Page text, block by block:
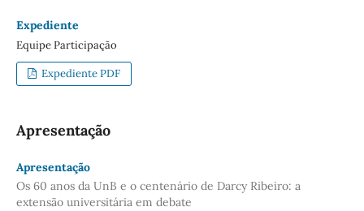
Expediente
Equipe Participação
Expediente PDF
Apresentação
Apresentação
Os 60 anos da UnB e o centenário de Darcy Ribeiro: a
extensão universitária em debate